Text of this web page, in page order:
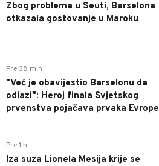
Zbog problema u Seuti, Barselona
otkazala gostovanje u Maroku
Pre 38 min
"Već je obavijestio Barselonu da
odlazi": Heroj finala Svjetskog
prvenstva pojačava prvaka Evrope
Pre 1 h
Iza suza Lionela Mesija krije se